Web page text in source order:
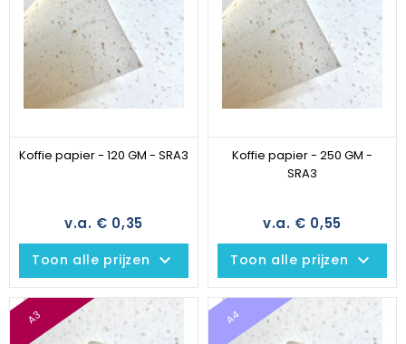
Koffie papier - 120 GM - SRA3
v.a. € 0,35
Toon alle prijzen keyboard_arrow_down
Koffie papier - 250 GM -
SRA3
v.a. € 0,55
Toon alle prijzen keyboard_arrow_down
A3 A4